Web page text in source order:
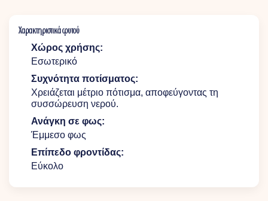
Χαρακτηριστικά φυτού
Χώρος χρήσης:
Εσωτερικό
Συχνότητα ποτίσματος:
Χρειάζεται μέτριο πότισμα, αποφεύγοντας τη
συσσώρευση νερού.
Ανάγκη σε φως:
Έμμεσο φως
Επίπεδο φροντίδας:
Εύκολο